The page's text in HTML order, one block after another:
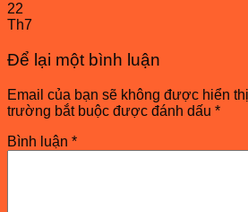
22
Th7
Để lại một bình luận
Email của bạn sẽ không được hiển
trường bắt buộc được đánh dấu *
Bình luận *